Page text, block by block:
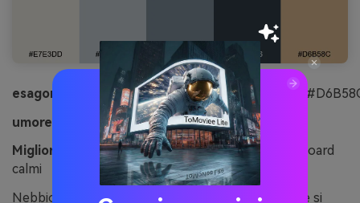
esagonale:
umore:
nebbioso, moderno, a terra
Migliore per:
Presentazioni di architettura e dashboard
calmi
Nebbioso e moderno, come un frantumonete che si